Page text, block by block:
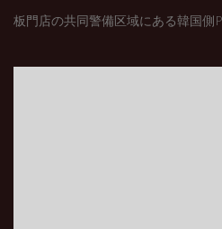
板門店の共同警備区域にある韓国側